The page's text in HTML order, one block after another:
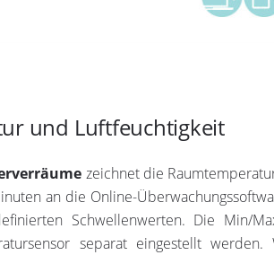
und Luftfeuchtigkeit
zeichnet die
an die Online-
Schwellenwerten. Die Min/
separat eingestellt